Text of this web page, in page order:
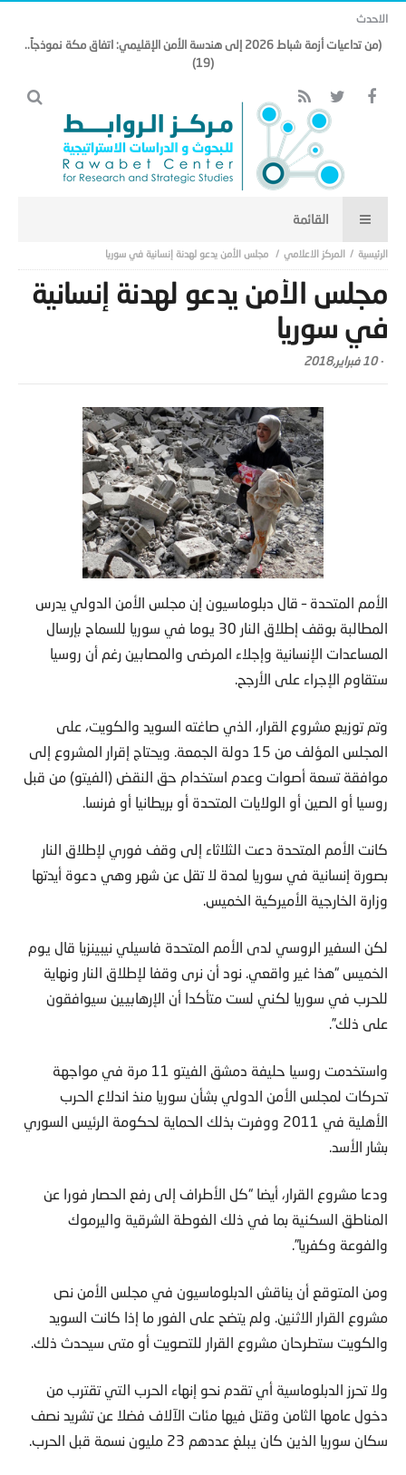
الاحدث
(من تداعيات أزمة شباط 2026 إلى هندسة الأمن الإقليمي: اتفاق مكة نموذجاً..
(19)
المركز الاعلامي مجلس الأمن يدعو لهدنة إنسانية في سوريا
مجلس الأمن يدعو لهدنة إنسانية
في سوريا
-10 فبراير,2018
الأمم المتحدة – قال دبلوماسيون إن مجلس الأمن الدولي يدرس
المطالبة بوقف إطلاق النار 30 يوما في سوريا للسماح بإرسال
المساعدات الإنسانية وإجلاء المرضى والمصابين رغم أن روسيا
ستقاوم الإجراء على الأرجح.
وتم توزيع مشروع القرار، الذي صاغته السويد والكويت، على
المجلس المؤلف من 15 دولة الجمعة. ويحتاج إقرار المشروع إلى
موافقة تسعة أصوات وعدم استخدام حق النقض (الفيتو) من قبل
روسيا أو الصين أو الولايات المتحدة أو بريطانيا أو فرنسا.
كانت الأمم المتحدة دعت الثلاثاء إلى وقف فوري لإطلاق النار
بصورة إنسانية في سوريا لمدة لا تقل عن شهر وهي دعوة أيدتها
وزارة الخارجية الأميركية الخميس.
لكن السفير الروسي لدى الأمم المتحدة فاسيلي نيبينزيا قال يوم
الخميس “هذا غير واقعي. نود أن نرى وقفا لإطلاق النار ونهاية
للحرب في سوريا لكني لست متأكدا أن الإرهابيين سيوافقون
على ذلك”.
واستخدمت روسيا حليفة دمشق الفيتو 11 مرة في مواجهة
تحركات لمجلس الأمن الدولي بشأن سوريا منذ اندلاع الحرب
الأهلية في 2011 ووفرت بذلك الحماية لحكومة الرئيس السوري
بشار الأسد.
ودعا مشروع القرار، أيضا “كل الأطراف إلى رفع الحصار فورا عن
المناطق السكنية بما في ذلك الغوطة الشرقية واليرموك
والفوعة وكفريا”.
ومن المتوقع أن يناقش الدبلوماسيون في مجلس الأمن نص
مشروع القرار الاثنين. ولم يتضح على الفور ما إذا كانت السويد
والكويت ستطرحان مشروع القرار للتصويت أو متى سيحدث ذلك.
ولا تحرز الدبلوماسية أي تقدم نحو إنهاء الحرب التي تقترب من
دخول عامها الثامن وقتل فيها مئات الآلاف فضلا عن تشريد نصف
سكان سوريا الذين كان يبلغ عددهم 23 مليون نسمة قبل الحرب.